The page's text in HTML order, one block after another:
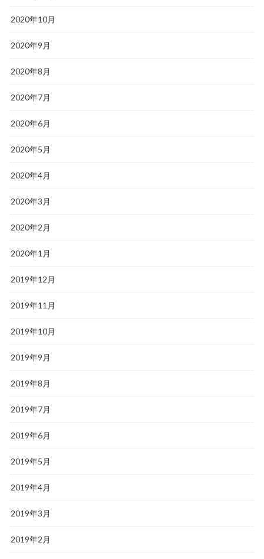
2020年10月
2020年9月
2020年8月
2020年7月
2020年6月
2020年5月
2020年4月
2020年3月
2020年2月
2020年1月
2019年12月
2019年11月
2019年10月
2019年9月
2019年8月
2019年7月
2019年6月
2019年5月
2019年4月
2019年3月
2019年2月